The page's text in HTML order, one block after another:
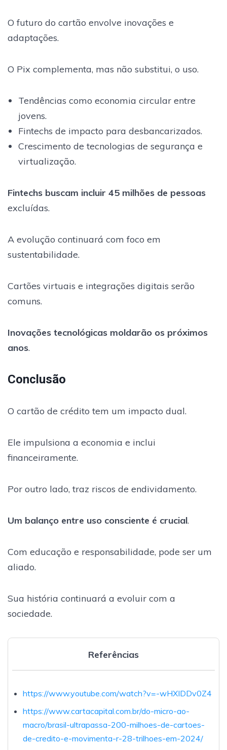
O futuro do cartão envolve inovações e
adaptações.
O Pix complementa, mas não substitui, o uso.
Tendências como economia circular entre
jovens.
Fintechs de impacto para desbancarizados.
Crescimento de tecnologias de segurança e
virtualização.
Fintechs buscam incluir 45 milhões de pessoas
excluídas.
A evolução continuará com foco em
sustentabilidade.
Cartões virtuais e integrações digitais serão
comuns.
Inovações tecnológicas moldarão os próximos
anos.
Conclusão
O cartão de crédito tem um impacto dual.
Ele impulsiona a economia e inclui
financeiramente.
Por outro lado, traz riscos de endividamento.
Um balanço entre uso consciente é crucial.
Com educação e responsabilidade, pode ser um
aliado.
Sua história continuará a evoluir com a
sociedade.
Referências
https://www.youtube.com/watch?v=-wHXIDDv0Z4
https://www.cartacapital.com.br/do-micro-ao-
macro/brasil-ultrapassa-200-milhoes-de-cartoes-
de-credito-e-movimenta-r-28-trilhoes-em-2024/